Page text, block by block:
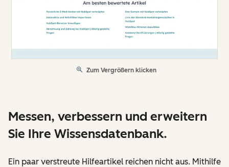
Zum Vergrößern klicken
Messen, verbessern und erweitern
Sie Ihre Wissensdatenbank.
Ein paar verstreute Hilfeartikel reichen nicht aus. Mithilfe